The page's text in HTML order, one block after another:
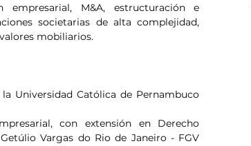
empresarial, M&A, estructuración e
societarias de alta complejidad,
mobiliarios.
Universidad Católica de Pernambuco
con extensión en Derecho
Vargas do Rio de Janeiro - FGV